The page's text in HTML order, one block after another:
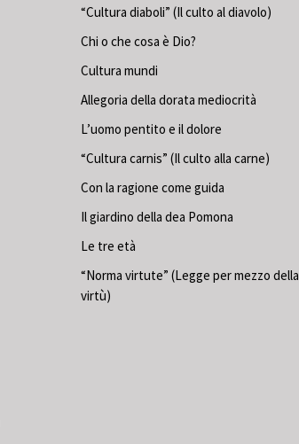
“Cultura diaboli” (Il culto al diavolo)
Chi o che cosa è Dio?
Cultura mundi
Allegoria della dorata mediocrità
L’uomo pentito e il dolore
“Cultura carnis” (Il culto alla carne)
Con la ragione come guida
Il giardino della dea Pomona
Le tre età
“Norma virtute” (Legge per mezzo della
virtù)